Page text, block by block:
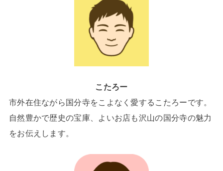
こたろー
市外在住ながら国分寺をこよなく愛するこたろーです。
自然豊かで歴史の宝庫、よいお店も沢山の国分寺の魅力
をお伝えします。